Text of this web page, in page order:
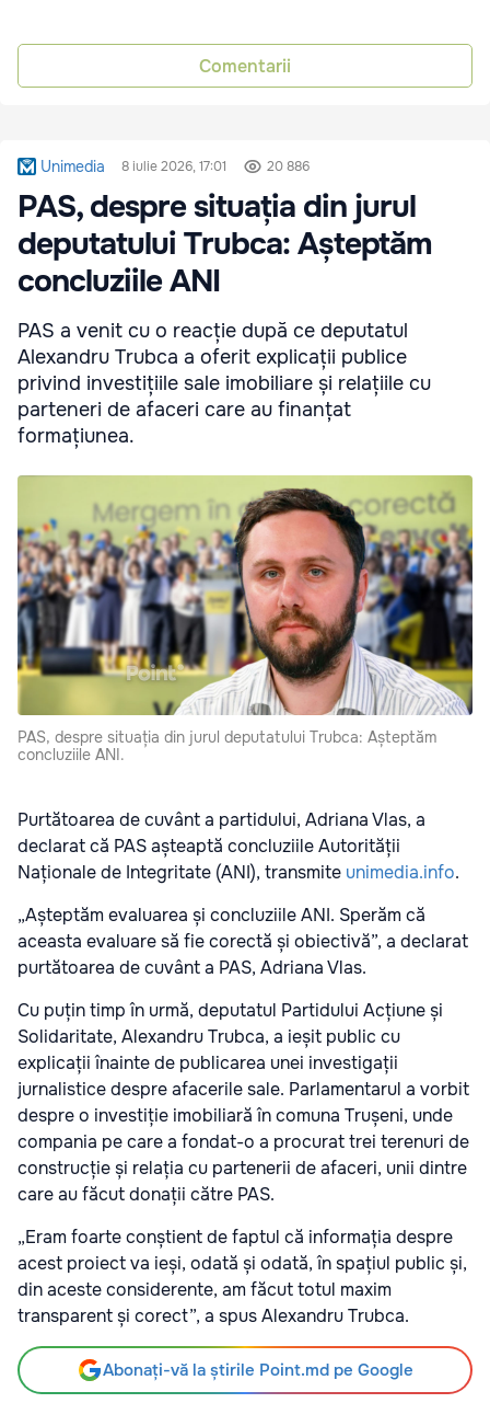
Comentarii
Unimedia 8 iulie 2026, 17:01 20 886
PAS, despre situația din jurul
deputatului Trubca: Așteptăm
concluziile ANI
PAS a venit cu o reacție după ce deputatul
Alexandru Trubca a oferit explicații publice
privind investițiile sale imobiliare și relațiile cu
parteneri de afaceri care au finanțat
formațiunea.
PAS, despre situația din jurul deputatului Trubca: Așteptăm
concluziile ANI.
Purtătoarea de cuvânt a partidului, Adriana Vlas, a
declarat că PAS așteaptă concluziile Autorității
Naționale de Integritate (ANI), transmite unimedia.info.
„Așteptăm evaluarea și concluziile ANI. Sperăm că
aceasta evaluare să fie corectă și obiectivă”, a declarat
purtătoarea de cuvânt a PAS, Adriana Vlas.
Cu puțin timp în urmă, deputatul Partidului Acțiune și
Solidaritate, Alexandru Trubca, a ieșit public cu
explicații înainte de publicarea unei investigații
jurnalistice despre afacerile sale. Parlamentarul a vorbit
despre o investiție imobiliară în comuna Trușeni, unde
compania pe care a fondat-o a procurat trei terenuri de
construcție și relația cu partenerii de afaceri, unii dintre
care au făcut donații către PAS.
„Eram foarte conștient de faptul că informația despre
acest proiect va ieși, odată și odată, în spațiul public și,
din aceste considerente, am făcut totul maxim
transparent și corect”, a spus Alexandru Trubca.
Abonați-vă la știrile Point.md pe Google